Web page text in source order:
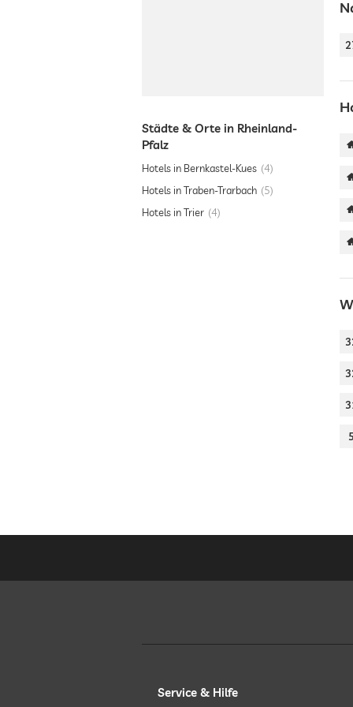
Städte & Orte in Rheinland-
Pfalz
Hotels in Bernkastel-Kues 4
Hotels in Traben-Trarbach
5
Hotels in Trier 4
Service & Hilfe